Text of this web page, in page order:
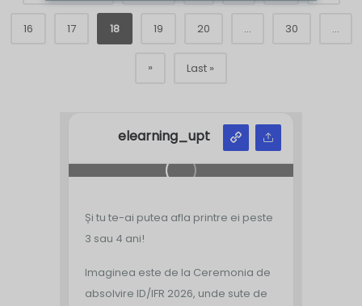
16 17 18 19 20 ... 30 ...
» Last »
elearning_upt
Și tu te-ai putea afla printre ei peste
3 sau 4 ani!
Imaginea este de la Ceremonia de
absolvire ID/IFR 2026, unde sute de